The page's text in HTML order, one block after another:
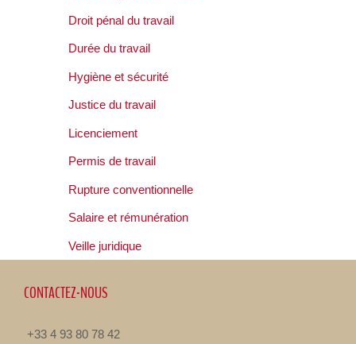
Droit pénal du travail
Durée du travail
Hygiène et sécurité
Justice du travail
Licenciement
Permis de travail
Rupture conventionnelle
Salaire et rémunération
Veille juridique
CONTACTEZ-NOUS
+33 4 93 80 78 42